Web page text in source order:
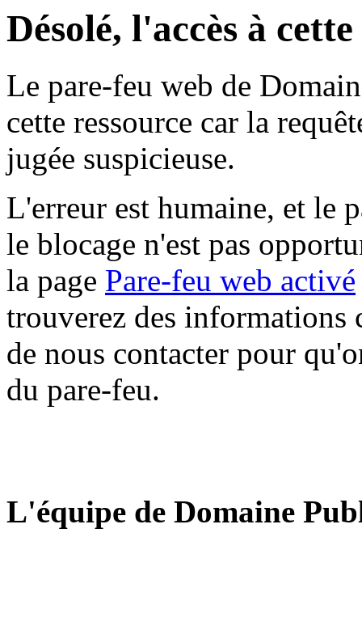
Désolé, l'accès à
Le pare-feu web de
cette ressource car la
jugée suspicieuse.
L'erreur est humaine, et le
le blocage n'est pas
la page Pare-feu web activé
trouverez des informations
de nous contacter pour
du pare-feu.
L'équipe de Domaine